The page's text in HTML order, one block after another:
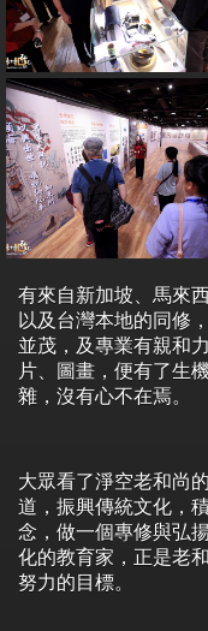
有來自新加坡、馬來
以及台灣本地的同修
並茂，及專業有親和
片、圖畫，便有了生
雜，沒有心不在焉。
大眾看了淨空老和尚
道，振興傳統文化，
念，做一個專修與弘
化的教育家，正是老
努力的目標。